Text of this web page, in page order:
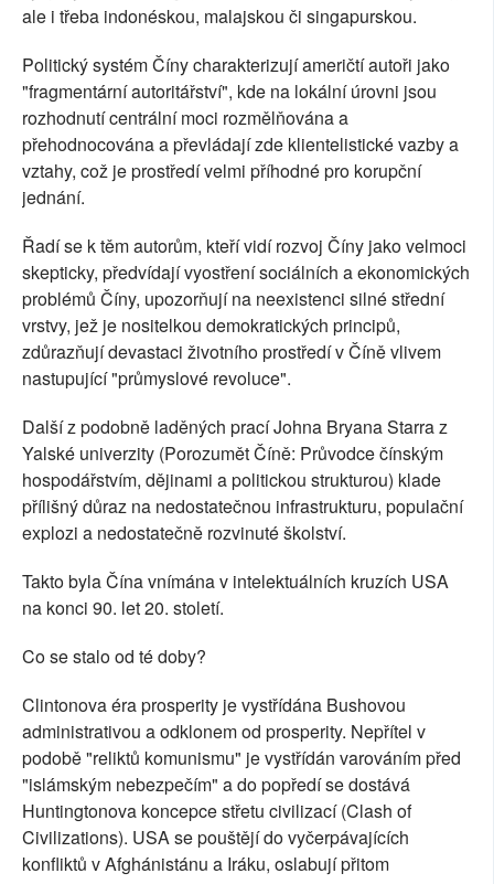
ale i třeba indonéskou, malajskou či singapurskou.
Politický systém Číny charakterizují američtí autoři jako
"fragmentární autoritářství", kde na lokální úrovni jsou
rozhodnutí centrální moci rozmělňována a
přehodnocována a převládají zde klientelistické vazby a
vztahy, což je prostředí velmi příhodné pro korupční
jednání.
Řadí se k těm autorům, kteří vidí rozvoj Číny jako velmoci
skepticky, předvídají vyostření sociálních a ekonomických
problémů Číny, upozorňují na neexistenci silné střední
vrstvy, jež je nositelkou demokratických principů,
zdůrazňují devastaci životního prostředí v Číně vlivem
nastupující "průmyslové revoluce".
Další z podobně laděných prací Johna Bryana Starra z
Yalské univerzity (Porozumět Číně: Průvodce čínským
hospodářstvím, dějinami a politickou strukturou) klade
přílišný důraz na nedostatečnou infrastrukturu, populační
explozi a nedostatečně rozvinuté školství.
Takto byla Čína vnímána v intelektuálních kruzích USA
na konci 90. let 20. století.
Co se stalo od té doby?
Clintonova éra prosperity je vystřídána Bushovou
administrativou a odklonem od prosperity. Nepřítel v
podobě "reliktů komunismu" je vystřídán varováním před
"islámským nebezpečím" a do popředí se dostává
Huntingtonova koncepce střetu civilizací (Clash of
Civilizations). USA se pouštějí do vyčerpávajících
konfliktů v Afghánistánu a Iráku, oslabují přitom